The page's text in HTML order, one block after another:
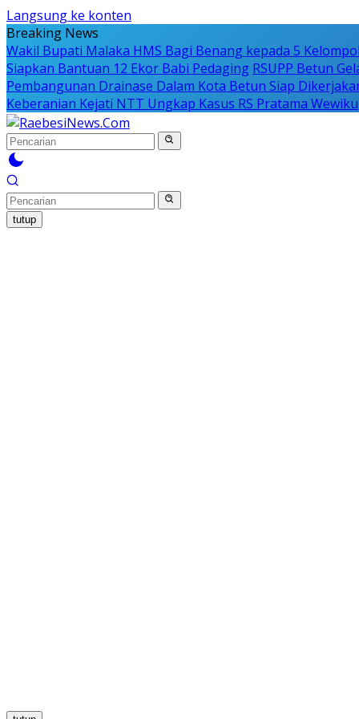
Langsung ke konten
Breaking News
Wakil Bupati Malaka HMS Bagi Benang kepada 5
Siapkan Bantuan 12 Ekor Babi Pedaging RSUPP Betun
Pembangunan Drainase Dalam Kota Betun Siap
Keberanian Kejati NTT Ungkap Kasus RS Pratama Wewiku
tutup